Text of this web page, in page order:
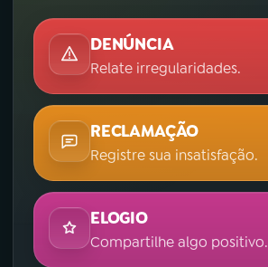
DENÚNCIA
Relate irregularidades.
RECLAMAÇÃO
Registre sua insatisfação.
ELOGIO
Compartilhe algo positivo.